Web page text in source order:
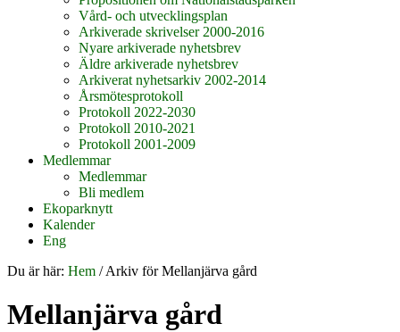
Vård- och utvecklingsplan
Arkiverade skrivelser 2000-2016
Nyare arkiverade nyhetsbrev
Äldre arkiverade nyhetsbrev
Arkiverat nyhetsarkiv 2002-2014
Årsmötesprotokoll
Protokoll 2022-2030
Protokoll 2010-2021
Protokoll 2001-2009
Medlemmar
Medlemmar
Bli medlem
Ekoparknytt
Kalender
Eng
Du är här: Hem /Arkiv för Mellanjärva gård
Mellanjärva gård